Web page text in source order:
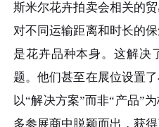
斯米尔花卉拍卖会相关的
对不同运输距离和时长的
是花卉品种本身。这解决
题。他们甚至在展位设置
以“解决方案”而非“产品”
多参展商中脱颖而出，获